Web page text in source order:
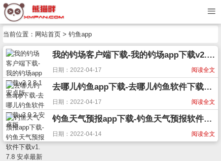
当前位置： 网站首页 > 钓鱼app
我的钓场客户端下载-我的钓场app下载v2.2.8.1 安卓版
阅读全文
日期：2022-04-17
去哪儿钓鱼app下载-去哪儿钓鱼软件下载v3.0.2 安卓版
阅读全文
日期：2022-04-17
钓鱼天气预报app下载-钓鱼天气预报软件下载v1.7.8 安卓最新版
阅读全文
日期：2022-04-14